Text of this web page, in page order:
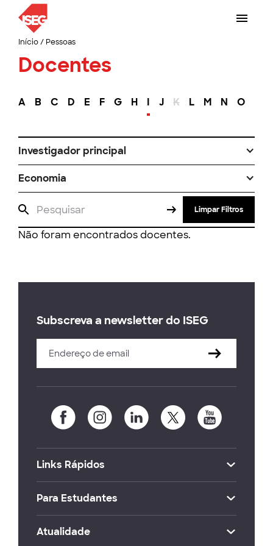
Início/ Pessoas
Docentes
A B C D E F G H I J K L M N O
Investigador principal
Economia
Limpar Filtros
Não foram encontrados docentes.
Subscreva a newsletter do ISEG
Links Rápidos
Para Estudantes
Atualidade